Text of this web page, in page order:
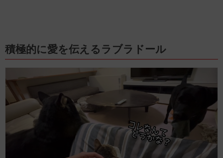
積極的に愛を伝えるラブラドール